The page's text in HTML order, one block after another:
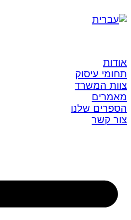
אודות
תחומי עיסוק
צוות המשרד
מאמרים
הספרים שלנו
צור קשר